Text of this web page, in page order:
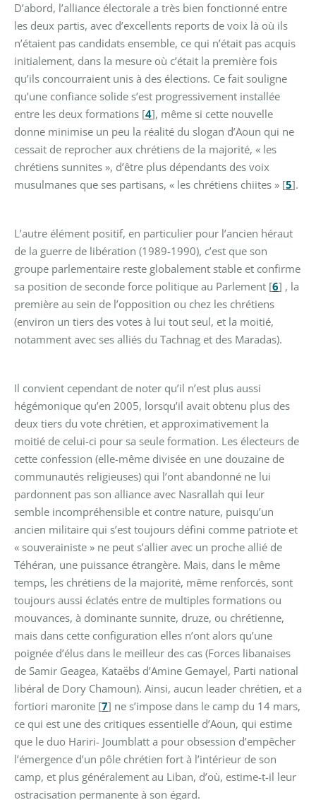
D’abord, l’alliance électorale a très bien fonctionné entre
les deux partis, avec d’excellents reports de voix là où ils
n’étaient pas candidats ensemble, ce qui n’était pas acquis
initialement, dans la mesure où c’était la première fois
qu’ils concourraient unis à des élections. Ce fait souligne
qu’une confiance solide s’est progressivement installée
entre les deux formations [4], même si cette nouvelle
donne minimise un peu la réalité du slogan d’Aoun qui ne
cessait de reprocher aux chrétiens de la majorité, « les
chrétiens sunnites », d’être plus dépendants des voix
musulmanes que ses partisans, « les chrétiens chiites » [5].
L’autre élément positif, en particulier pour l’ancien héraut
de la guerre de libération (1989-1990), c’est que son
groupe parlementaire reste globalement stable et confirme
sa position de seconde force politique au Parlement [6] , la
première au sein de l’opposition ou chez les chrétiens
(environ un tiers des votes à lui tout seul, et la moitié,
notamment avec ses alliés du Tachnag et des Maradas).
Il convient cependant de noter qu’il n’est plus aussi
hégémonique qu’en 2005, lorsqu’il avait obtenu plus des
deux tiers du vote chrétien, et approximativement la
moitié de celui-ci pour sa seule formation. Les électeurs de
cette confession (elle-même divisée en une douzaine de
communautés religieuses) qui l’ont abandonné ne lui
pardonnent pas son alliance avec Nasrallah qui leur
semble incompréhensible et contre nature, puisqu’un
ancien militaire qui s’est toujours défini comme patriote et
« souverainiste » ne peut s’allier avec un proche allié de
Téhéran, une puissance étrangère. Mais, dans le même
temps, les chrétiens de la majorité, même renforcés, sont
toujours aussi éclatés entre de multiples formations ou
mouvances, à dominante sunnite, druze, ou chrétienne,
mais dans cette configuration elles n’ont alors qu’une
poignée d’élus dans le meilleur des cas (Forces libanaises
de Samir Geagea, Kataëbs d’Amine Gemayel, Parti national
libéral de Dory Chamoun). Ainsi, aucun leader chrétien, et a
fortiori maronite [7] ne s’impose dans le camp du 14 mars,
ce qui est une des critiques essentielle d’Aoun, qui estime
que le duo Hariri- Joumblatt a pour obsession d’empêcher
l’émergence d’un pôle chrétien fort à l’intérieur de son
camp, et plus généralement au Liban, d’où, estime-t-il leur
ostracisation permanente à son égard.